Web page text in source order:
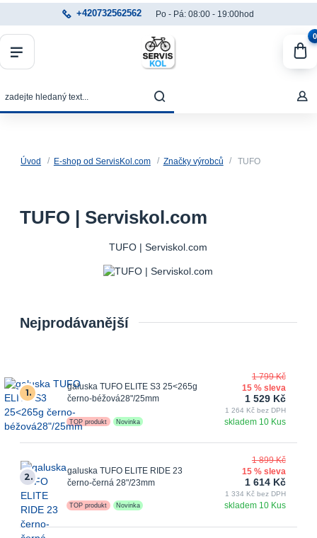
+420732562562 Po - Pá: 08:00 - 19:00hod
0
Úvod E-shop od ServisKol.com Značky výrobců TUFO
TUFO | Serviskol.com
TUFO | Serviskol.com
Nejprodávanější
1.
galuska TUFO ELITE S3 25<265g
černo-béžová28"/25mm
skladem 10 Kus
TOP produkt Novinka
1 799 Kč
15 % sleva
1 529 Kč
1 264 Kč bez DPH
2.
galuska TUFO ELITE RIDE 23
černo-černá 28"/23mm
skladem 10 Kus
TOP produkt Novinka
1 899 Kč
15 % sleva
1 614 Kč
1 334 Kč bez DPH